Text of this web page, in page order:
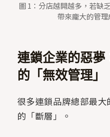
圖 1：分店越開越多，若缺
帶來龐大的管理
連鎖企業的惡
的「無效管理」
很多連鎖品牌總部最
的「斷層」。